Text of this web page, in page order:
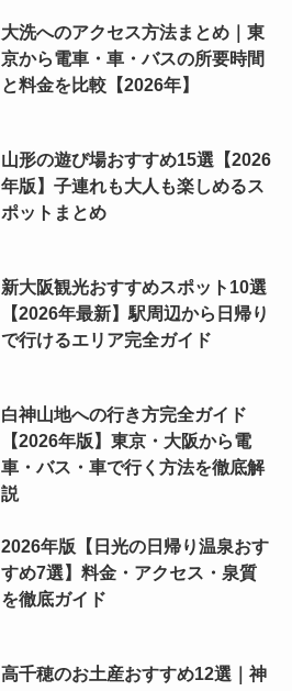
大洗へのアクセス方法まとめ｜東
京から電車・車・バスの所要時間
と料金を比較【2026年】
山形の遊び場おすすめ15選【2026
年版】子連れも大人も楽しめるス
ポットまとめ
新大阪観光おすすめスポット10選
【2026年最新】駅周辺から日帰り
で行けるエリア完全ガイド
白神山地への行き方完全ガイド
【2026年版】東京・大阪から電
車・バス・車で行く方法を徹底解
説
2026年版【日光の日帰り温泉おす
すめ7選】料金・アクセス・泉質
を徹底ガイド
高千穂のお土産おすすめ12選｜神